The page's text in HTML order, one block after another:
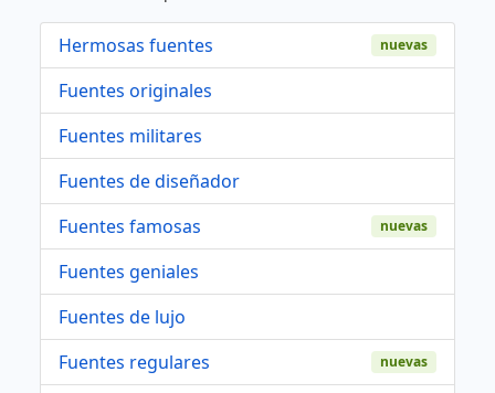
Hermosas fuentes nuevas
Fuentes originales
Fuentes militares
Fuentes de diseñador
Fuentes famosas
nuevas
Fuentes geniales
Fuentes de lujo
Fuentes regulares
nuevas